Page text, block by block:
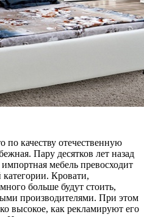
по качеству отечественную
Пару десятков лет назад
мебель превосходит
Кровати,
больше будут стоить,
производителями. При этом
высокое, как рекламируют его